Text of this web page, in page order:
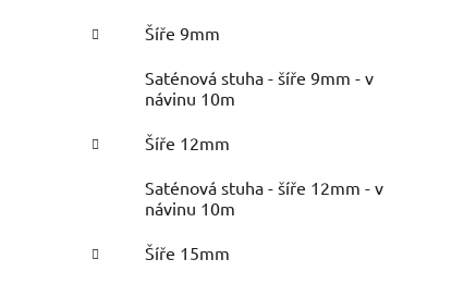
Šíře 9mm
Saténová stuha - šíře 9mm - v
návinu 10m
Šíře 12mm
Saténová stuha - šíře 12mm - v
návinu 10m
Šíře 15mm